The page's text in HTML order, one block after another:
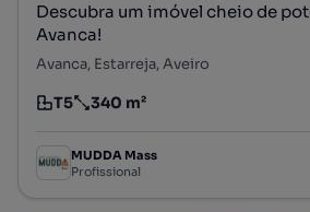
Descubra um imóvel cheio de
Avanca!
Avanca, Estarreja, Aveiro
Tipologia
T5
Preço por metro quadrado
340 m²
MUDDA Mass
Profissional